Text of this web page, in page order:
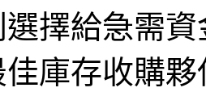
擇給急需
佳庫存收購